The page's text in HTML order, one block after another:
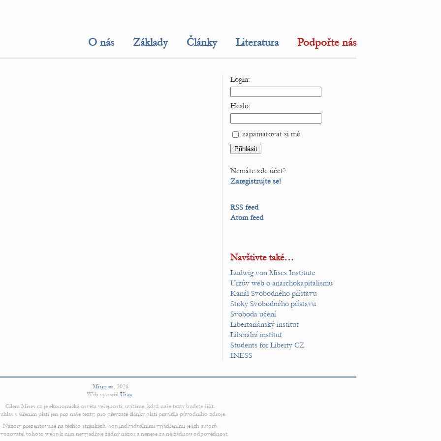
O nás Základy Články Literatura Podpořte nás
Login:
Heslo:
zapamatovat si mě
Nemáte zde účet?
Zaregistrujte se!
RSS feed
Atom feed
Navštivte také…
Ludwig von Mises Institute
Urzův web o anarchokapitalismu
Kanál Svobodného přístavu
Stoky Svobodného přístavu
Svoboda učení
Libertariánský institut
Liberální institut
Students for Liberty CZ
INESS
Mises.cz, 2026
Web vytvořil Urza.
Cílem Mises.cz je ekonomická osvěta veřejnosti; uvítáme, když naše texty budete šířit.
s šířením platí jen pro naše texty; pro převzaté články platí pravidla původního zdroje.
Názory prezentované na těchto stránkách jsou individuálními vyjádřeními jejich autorů.
tohoto webu k nim nevyjadřuje žádný názor a nenese za ně žádnou odpovědnost.